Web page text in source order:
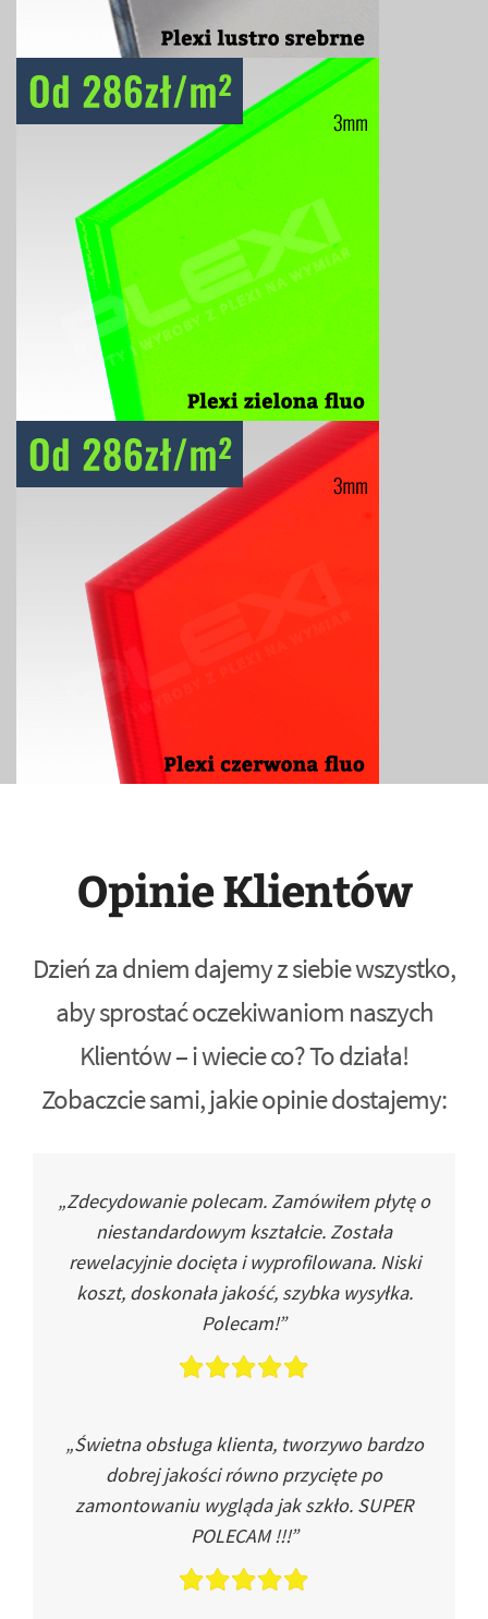
Opinie Klientów
Dzień za dniem dajemy z siebie wszystko,
aby sprostać oczekiwaniom naszych
Klientów – i wiecie co? To działa!
Zobaczcie sami, jakie opinie dostajemy:
„Zdecydowanie polecam. Zamówiłem płytę o
niestandardowym kształcie. Została
rewelacyjnie docięta i wyprofilowana. Niski
koszt, doskonała jakość, szybka wysyłka.
Polecam!”
„Świetna obsługa klienta, tworzywo bardzo
dobrej jakości równo przycięte po
zamontowaniu wygląda jak szkło. SUPER
POLECAM !!!”